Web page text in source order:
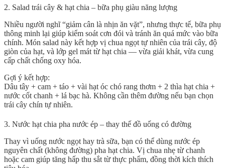
2. Salad trái cây & hạt chia – bữa phụ giàu năng lượng
Nhiều người nghĩ “giảm cân là nhịn ăn vặt”, nhưng thực tế, bữa phụ
thông minh lại giúp kiểm soát cơn đói và tránh ăn quá mức vào bữa
chính. Món salad này kết hợp vị chua ngọt tự nhiên của trái cây, độ
giòn của hạt, và lớp gel mát từ hạt chia — vừa giải khát, vừa cung
cấp chất chống oxy hóa.
Gợi ý kết hợp:
Dâu tây + cam + táo + vài hạt óc chó rang thơm + 2 thìa hạt chia +
nước cốt chanh + lá bạc hà. Không cần thêm đường nếu bạn chọn
trái cây chín tự nhiên.
3. Nước hạt chia pha nước ép – thay thế đồ uống có đường
Thay vì uống nước ngọt hay trà sữa, bạn có thể dùng nước ép
nguyên chất (không đường) pha hạt chia. Vị chua nhẹ từ chanh
hoặc cam giúp tăng hấp thu sắt từ thực phẩm, đồng thời kích thích